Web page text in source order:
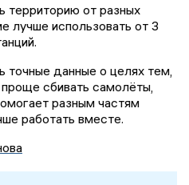
территорию от разных
лучше использовать от 3
точные данные о целях тем,
сбивать самолёты,
разным частям
работать вместе.